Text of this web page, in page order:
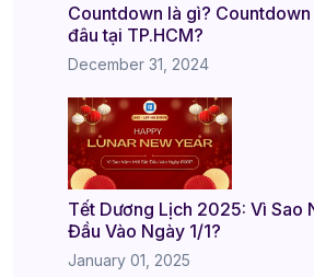
Countdown là gì?
đâu tại TP.HCM?
December 31, 2024
Tết Dương Lịch 2025: Vì Sao
Đầu Vào Ngày 1/1?
January 01, 2025